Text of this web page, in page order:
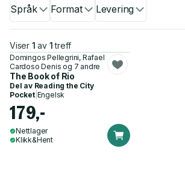
Språk Format Levering
Viser 1 av 1 treff
Domingos Pellegrini, Rafael
Cardoso Denis og 7 andre
The Book of Rio
Del av Reading the City
Pocket| Engelsk
179,-
Nettlager
Klikk&Hent